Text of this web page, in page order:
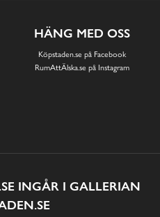
HÄNG MED OSS
Köpstaden.se på Facebook
RumAttÄlska.se på Instagram
INGÅR I GALLERIAN